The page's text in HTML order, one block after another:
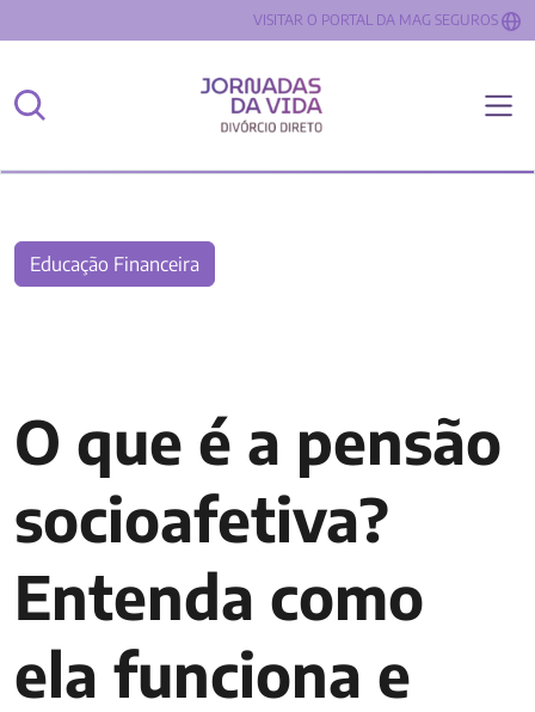
VISITAR O PORTAL DA MAG SEGUROS
Educação Financeira
O que é a pensão
socioafetiva?
Entenda como
ela funciona e